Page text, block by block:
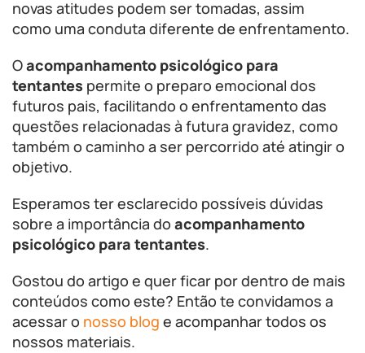
novas atitudes podem ser tomadas, assim
como uma conduta diferente de enfrentamento.
Oacompanhamento psicológico para
tentantes permite o preparo emocional dos
futuros pais, facilitando o enfrentamento das
questões relacionadas à futura gravidez, como
também o caminho a ser percorrido até atingir o
objetivo.
Esperamos ter esclarecido possíveis dúvidas
sobre a importância do acompanhamento
psicológico para tentantes.
Gostou do artigo e quer ficar por dentro de mais
conteúdos como este? Então te convidamos a
acessar o nosso blog e acompanhar todos os
nossos materiais.